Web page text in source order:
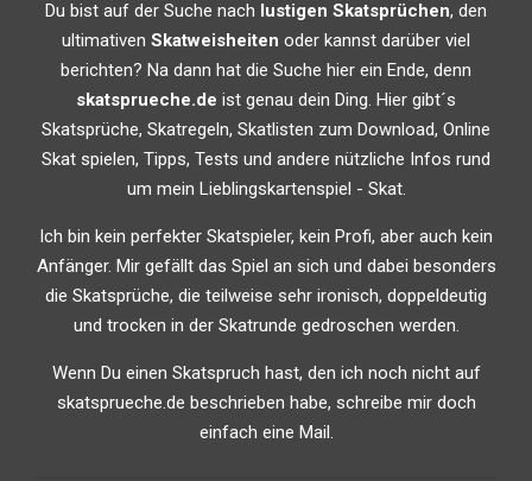
Du bist auf der Suche nach lustigen Skatsprüchen, den
ultimativen Skatweisheiten oder kannst darüber viel
berichten? Na dann hat die Suche hier ein Ende, denn
skatsprueche.de ist genau dein Ding. Hier gibt´s
Skatsprüche, Skatregeln, Skatlisten zum Download, Online
Skat spielen, Tipps, Tests und andere nützliche Infos rund
um mein Lieblingskartenspiel - Skat.
Ich bin kein perfekter Skatspieler, kein Profi, aber auch kein
Anfänger. Mir gefällt das Spiel an sich und dabei besonders
die Skatsprüche, die teilweise sehr ironisch, doppeldeutig
und trocken in der Skatrunde gedroschen werden.
Wenn Du einen Skatspruch hast, den ich noch nicht auf
skatsprueche.de beschrieben habe, schreibe mir doch
einfach eine Mail.